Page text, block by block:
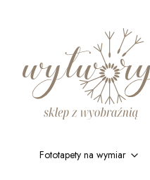
Fototapety na wymiar